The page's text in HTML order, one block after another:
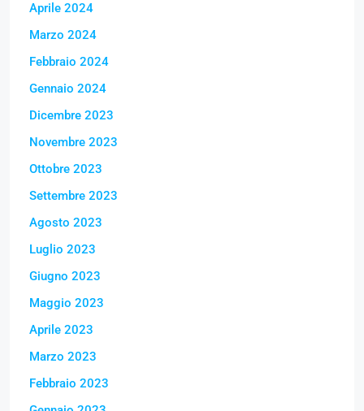
Aprile 2024
Marzo 2024
Febbraio 2024
Gennaio 2024
Dicembre 2023
Novembre 2023
Ottobre 2023
Settembre 2023
Agosto 2023
Luglio 2023
Giugno 2023
Maggio 2023
Aprile 2023
Marzo 2023
Febbraio 2023